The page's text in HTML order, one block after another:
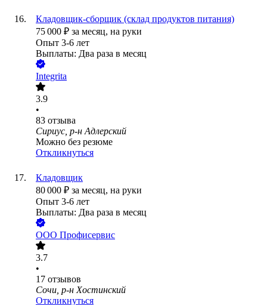
Кладовщик-сборщик (склад продуктов питания)
75 000 ₽ за месяц, на руки
Опыт 3-6 лет
Выплаты: Два раза в месяц
Integrita
3.9
•
83 отзыва
Сириус, р-н Адлерский
Можно без резюме
Откликнуться
Кладовщик
80 000 ₽ за месяц, на руки
Опыт 3-6 лет
Выплаты: Два раза в месяц
ООО Профисервис
3.7
•
17 отзывов
Сочи, р-н Хостинский
Откликнуться